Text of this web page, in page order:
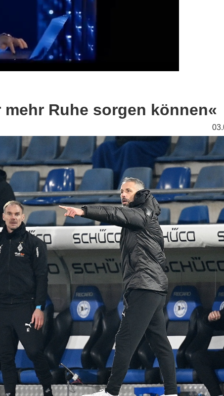
Ruhe sorgen können«